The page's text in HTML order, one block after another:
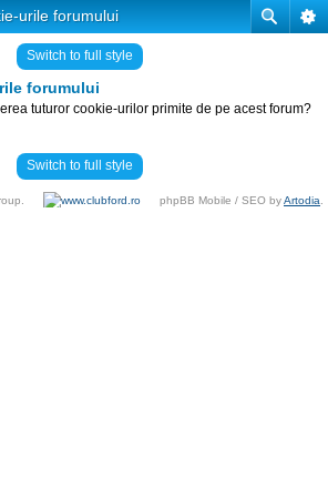
urile forumului
Switch to full style
forumului
tuturor cookie-urilor primite de pe acest forum?
Switch to full style
phpBB Mobile / SEO byArtodia